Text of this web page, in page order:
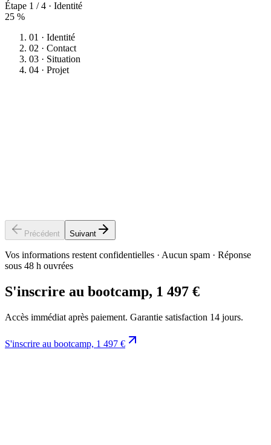
Étape 1 /4 · Identité
25 %
01 · Identité
02 · Contact
03 · Situation
04 · Projet
Nom
Précédent Suivant
Vos informations restent confidentielles · Aucun spam · Réponse
sous 48 h ouvrées
S'inscrire au bootcamp, 1 497 €
Accès immédiat après paiement. Garantie satisfaction 14 jours.
S'inscrire au bootcamp, 1 497 €